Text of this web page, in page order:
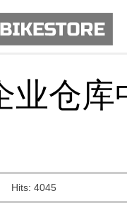
业仓
Hits: 4045